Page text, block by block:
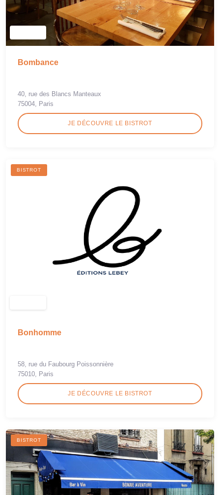
Bombance
40, rue des Blancs Manteaux
75004, Paris
JE DÉCOUVRE LE BISTROT
BISTROT
Bonhomme
58, rue du Faubourg Poissonnière
75010, Paris
JE DÉCOUVRE LE BISTROT
BISTROT